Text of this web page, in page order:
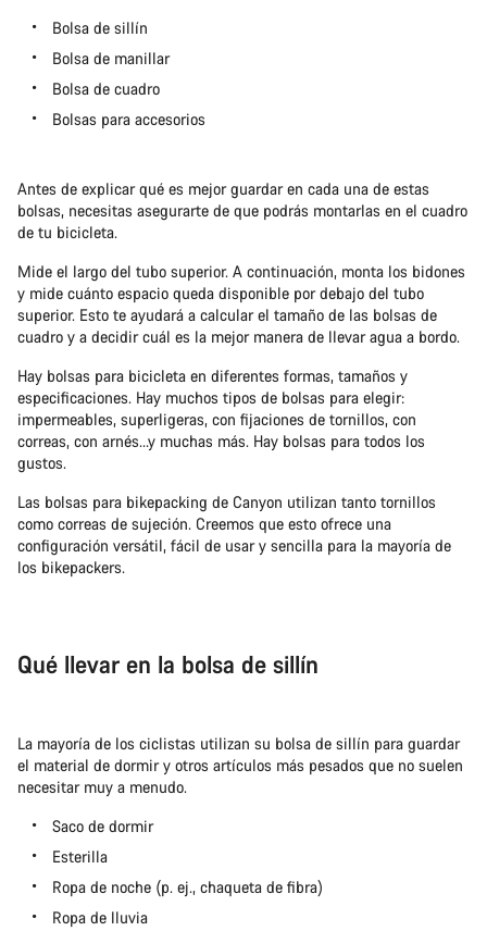
Bolsa de sillín
Bolsa de manillar
Bolsa de cuadro
Bolsas para accesorios
Antes de explicar qué es mejor guardar en cada una de estas
bolsas, necesitas asegurarte de que podrás montarlas en el cuadro
de tu bicicleta.
Mide el largo del tubo superior. A continuación, monta los bidones
y mide cuánto espacio queda disponible por debajo del tubo
superior. Esto te ayudará a calcular el tamaño de las bolsas de
cuadro y a decidir cuál es la mejor manera de llevar agua a bordo.
Hay bolsas para bicicleta en diferentes formas, tamaños y
especificaciones. Hay muchos tipos de bolsas para elegir:
impermeables, superligeras, con fijaciones de tornillos, con
correas, con arnés…y muchas más. Hay bolsas para todos los
gustos.
Las bolsas para bikepacking de Canyon utilizan tanto tornillos
como correas de sujeción. Creemos que esto ofrece una
configuración versátil, fácil de usar y sencilla para la mayoría de
los bikepackers.
Qué llevar en la bolsa de sillín
La mayoría de los ciclistas utilizan su bolsa de sillín para guardar
el material de dormir y otros artículos más pesados que no suelen
necesitar muy a menudo.
Saco de dormir
Esterilla
Ropa de noche (p. ej., chaqueta de fibra)
Ropa de lluvia